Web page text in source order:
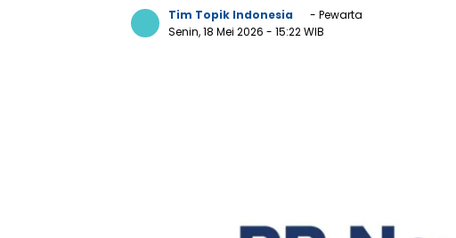
Tim Topik Indonesia
- Pewarta
Senin, 18 Mei 2026 - 15:22 WIB